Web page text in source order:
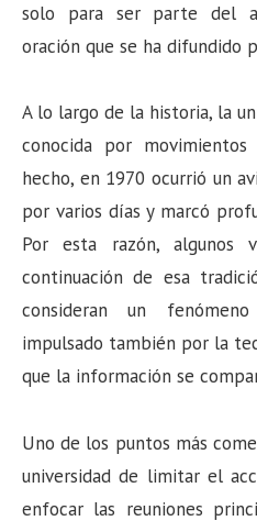
solo para ser parte del
oración que se ha difundido
A lo largo de la historia, la
conocida por movimientos
hecho, en 1970 ocurrió un
por varios días y marcó
Por esta razón, algunos
continuación de esa
consideran un
impulsado también por la
que la información se
Uno de los puntos más
universidad de limitar el
enfocar las reuniones